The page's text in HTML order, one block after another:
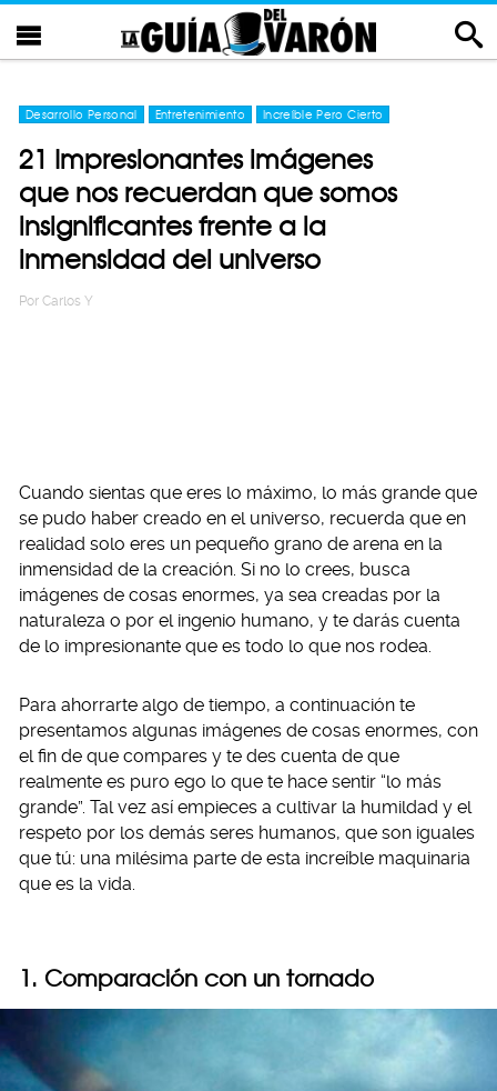
Desarrollo Personal Entretenimiento Increíble Pero Cierto
21 Impresionantes imágenes
que nos recuerdan que somos
insignificantes frente a la
inmensidad del universo
Por Carlos Y
Cuando sientas que eres lo máximo, lo más grande que
se pudo haber creado en el universo, recuerda que en
realidad solo eres un pequeño grano de arena en la
inmensidad de la creación. Si no lo crees, busca
imágenes de cosas enormes, ya sea creadas por la
naturaleza o por el ingenio humano, y te darás cuenta
de lo impresionante que es todo lo que nos rodea.
Para ahorrarte algo de tiempo, a continuación te
presentamos algunas imágenes de cosas enormes, con
el fin de que compares y te des cuenta de que
realmente es puro ego lo que te hace sentir “lo más
grande”. Tal vez así empieces a cultivar la humildad y el
respeto por los demás seres humanos, que son iguales
que tú: una milésima parte de esta increíble maquinaria
que es la vida.
1. Comparación con un tornado